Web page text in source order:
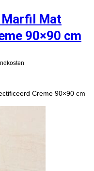
Mat
90×90 cm
Creme 90×90 cm